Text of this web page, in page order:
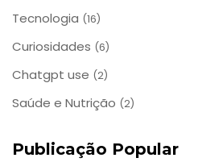
Tecnologia (16)
Curiosidades (6)
Chatgpt use (2)
Saúde e Nutrição (2)
Publicação Popular